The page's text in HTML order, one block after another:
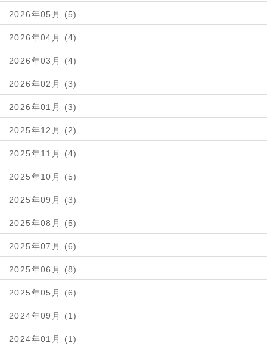
2026年05月 (5)
2026年04月 (4)
2026年03月 (4)
2026年02月 (3)
2026年01月 (3)
2025年12月 (2)
2025年11月 (4)
2025年10月 (5)
2025年09月 (3)
2025年08月 (5)
2025年07月 (6)
2025年06月 (8)
2025年05月 (6)
2024年09月 (1)
2024年01月 (1)